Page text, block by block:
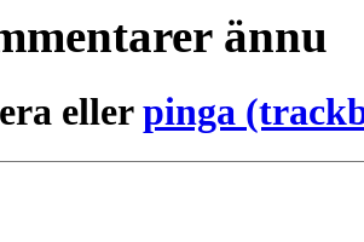
ännu
ellerpinga